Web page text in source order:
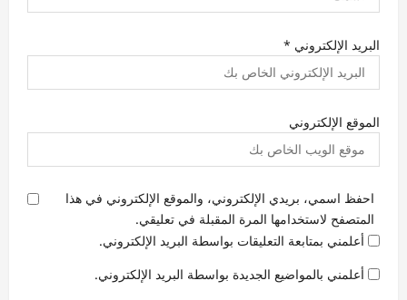
البريد الإلكتروني *
الموقع الإلكتروني
احفظ اسمي، بريدي الإلكتروني، والموقع الإلكتروني في هذا
المتصفح لاستخدامها المرة المقبلة في تعليقي.
أعلمني بمتابعة التعليقات بواسطة البريد الإلكتروني.
أعلمني بالمواضيع الجديدة بواسطة البريد الإلكتروني.